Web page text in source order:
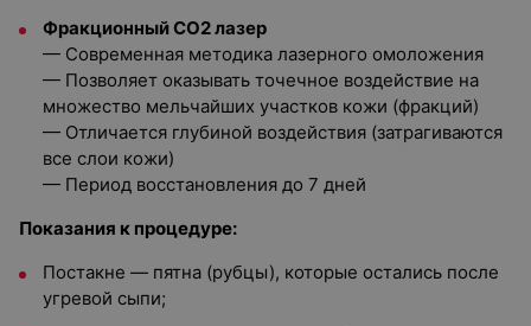
Фракционный CO2 лазер
— Современная методика лазерного омоложения
— Позволяет оказывать точечное воздействие на
множество мельчайших участков кожи (фракций)
— Отличается глубиной воздействия (затрагиваются
все слои кожи)
— Период восстановления до 7 дней
Показания к процедуре:
Постакне — пятна (рубцы), которые остались после
угревой сыпи;